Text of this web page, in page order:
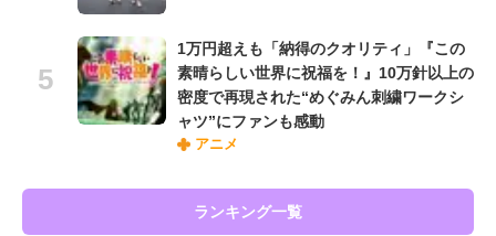
1万円超えも「納得のクオリティ」『この
素晴らしい世界に祝福を！』10万針以上の
密度で再現された“めぐみん刺繍ワークシ
ャツ”にファンも感動
アニメ
ランキング一覧